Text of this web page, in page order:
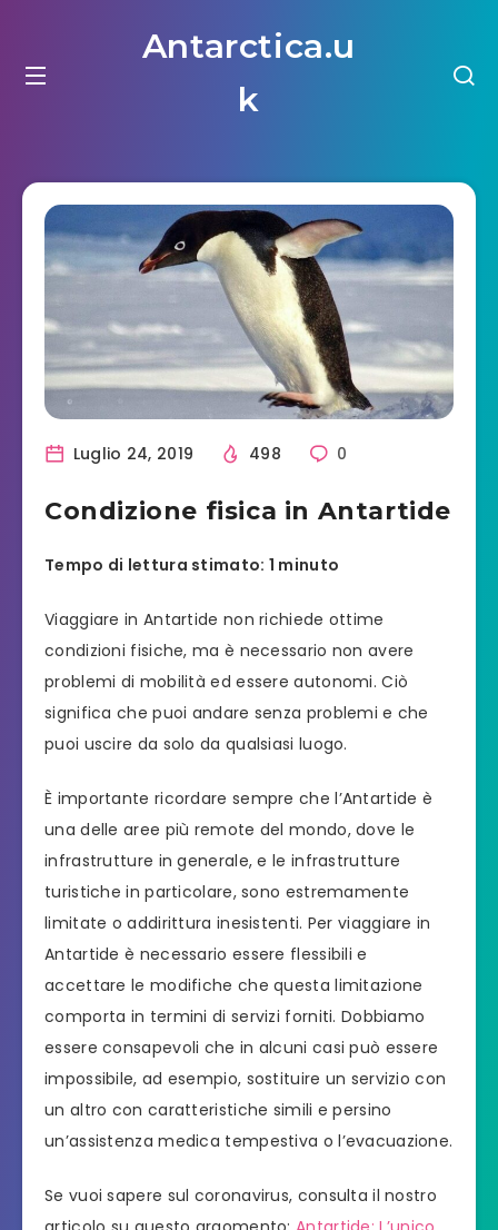
Antarctica.u
k
Luglio 24, 2019 498 0
Condizione fisica in Antartide
Tempo di lettura stimato: 1 minuto
Viaggiare in Antartide non richiede ottime
condizioni fisiche, ma è necessario non avere
problemi di mobilità ed essere autonomi. Ciò
significa che puoi andare senza problemi e che
puoi uscire da solo da qualsiasi luogo.
È importante ricordare sempre che l’Antartide è
una delle aree più remote del mondo, dove le
infrastrutture in generale, e le infrastrutture
turistiche in particolare, sono estremamente
limitate o addirittura inesistenti. Per viaggiare in
Antartide è necessario essere flessibili e
accettare le modifiche che questa limitazione
comporta in termini di servizi forniti. Dobbiamo
essere consapevoli che in alcuni casi può essere
impossibile, ad esempio, sostituire un servizio con
un altro con caratteristiche simili e persino
un’assistenza medica tempestiva o l’evacuazione.
Se vuoi sapere sul coronavirus, consulta il nostro